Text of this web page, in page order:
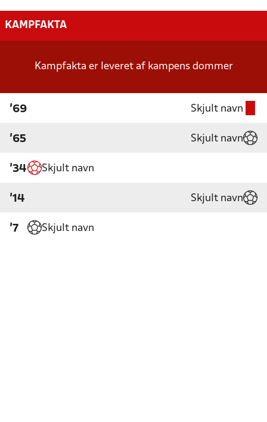
KAMPFAKTA
Kampfakta er leveret af kampens dommer
'69 Skjult navn
'65 Skjult navn
'34 Skjult navn
'14 Skjult navn
'7 Skjult navn